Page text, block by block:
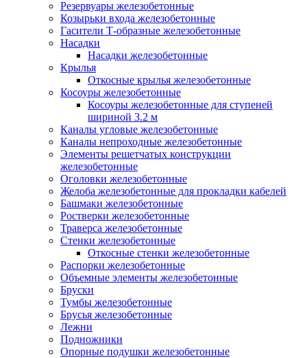
Резервуары железобетонные
Козырьки входа железобетонные
Гасители Т-образные железобетонные
Насадки
Насадки железобетонные
Крылья
Откосные крылья железобетонные
Косоуры железобетонные
Косоуры железобетонные для ступеней
шириной 3.2 м
Каналы угловые железобетонные
Каналы непроходные железобетонные
Элементы решетчатых конструкции
железобетонные
Оголовки железобетонные
Желоба железобетонные для прокладки кабелей
Башмаки железобетонные
Ростверки железобетонные
Траверса железобетонные
Стенки железобетонные
Откосные стенки железобетонные
Распорки железобетонные
Объемные элементы железобетонные
Бруски
Тумбы железобетонные
Брусья железобетонные
Лежни
Подножники
Опорные подушки железобетонные